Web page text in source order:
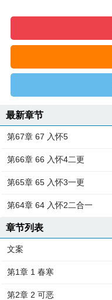
最新章节
第67章 67 入怀5
第66章 66 入怀4二更
第65章 65 入怀3一更
第64章 64 入怀2二合一
章节列表
文案
第1章 1 春寒
第2章 2 可恶